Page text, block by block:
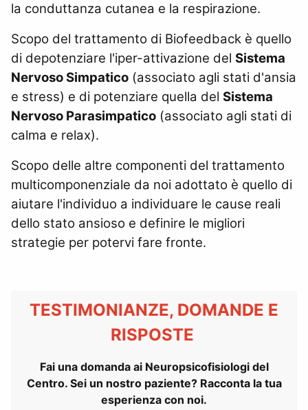
la conduttanza cutanea e la respirazione.
Scopo del trattamento di Biofeedback è quello
di depotenziare l'iper-attivazione del Sistema
Nervoso Simpatico (associato agli stati d'ansia
e stress) e di potenziare quella del Sistema
Nervoso Parasimpatico (associato agli stati di
calma e relax).
Scopo delle altre componenti del trattamento
multicomponenziale da noi adottato è quello di
aiutare l'individuo a individuare le cause reali
dello stato ansioso e definire le migliori
strategie per potervi fare fronte.
TESTIMONIANZE, DOMANDE E
RISPOSTE
Fai una domanda ai Neuropsicofisiologi del
Centro. Sei un nostro paziente? Racconta la tua
esperienza con noi.